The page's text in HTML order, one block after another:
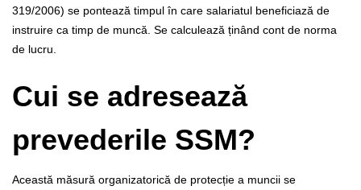
319/2006) se pontează timpul în care salariatul beneficiază de
instruire ca timp de muncă. Se calculează ținând cont de norma
de lucru.
Cui se adresează
prevederile SSM?
Această măsură organizatorică de protecție a muncii se